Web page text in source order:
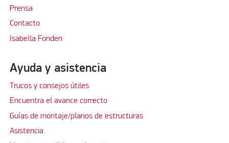
Prensa
Contacto
Isabella Fonden
Ayuda y asistencia
Trucos y consejos útiles
Encuentra el avance correcto
Guías de montaje/planos de estructuras
Asistencia